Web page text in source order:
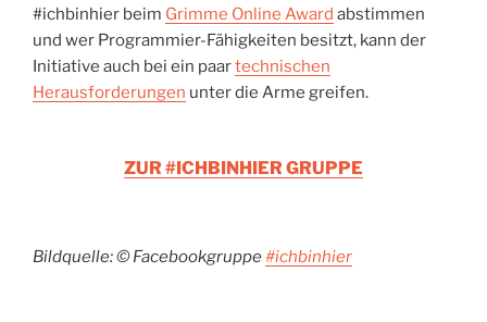
#ichbinhier beim Grimme Online Award abstimmen
und wer Programmier-Fähigkeiten besitzt, kann der
Initiative auch bei ein paartechnischen
Herausforderungen unter die Arme greifen.
ZUR #ICHBINHIER GRUPPE
Bildquelle: © Facebookgruppe#ichbinhier